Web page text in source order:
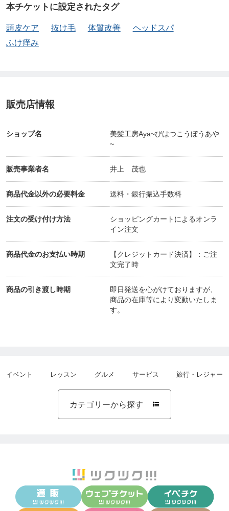
本チケットに設定されたタグ
頭皮ケア 抜け毛 体質改善
ヘッドスパ
ふけ痒み
販売店情報
ショップ名
美髪工房Aya~びはつこうぼうあや
~
販売事業者名 井上 茂也
商品代金以外の必要料金 送料・銀行振込手数料
注文の受け付け方法
ショッピングカートによるオンラ
イン注文
商品代金のお支払い時期
【クレジットカード決済】：ご注
文完了時
商品の引き渡し時期
即日発送を心がけておりますが、
商品の在庫等により変動いたしま
す。
イベント レッスン グルメ サービス 旅行・レジャー
カテゴリーから探す 